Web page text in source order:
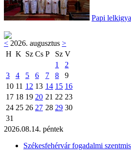
Papi
< 2026. augusztus >
H K Sz Cs P Sz V
1
2
3
4 5 6 7 8
9
10 11 12 13 14 15 16
17 18 19 20 21 22 23
24 25 26 27 28 29 30
31
2026.08.14. péntek
Székesfehérvár fogadalmi